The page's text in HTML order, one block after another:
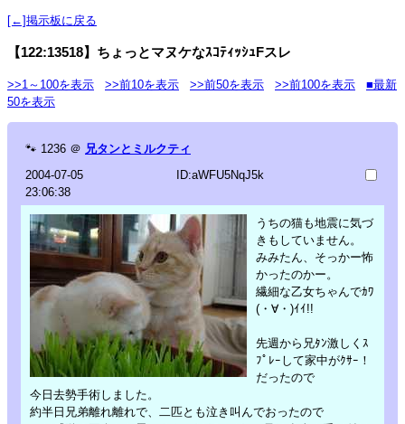
[←]掲示板に戻る
【122:13518】ちょっとマヌケなｽｺﾃｨｯｼｭFスレ
>>1～100を表示 >>前10を表示 >>前50を表示 >>前100を表示
■最新
50を表示
🐾 1236 ＠ 兄タンとミルクティ
2004-07-05
23:06:38
ID:aWFU5NqJ5k
うちの猫も地震に気づ
きもしていません。
みみたん、そっかー怖
かったのかー。
繊細な乙女ちゃんでｶﾜ
(・∀・)ｲｲ!!
先週から兄ﾀﾝ激しくｽ
ﾌﾟﾚｰして家中がｸｻｰ！
だったので
今日去勢手術しました。
約半日兄弟離れ離れで、二匹とも泣き叫んでおったので